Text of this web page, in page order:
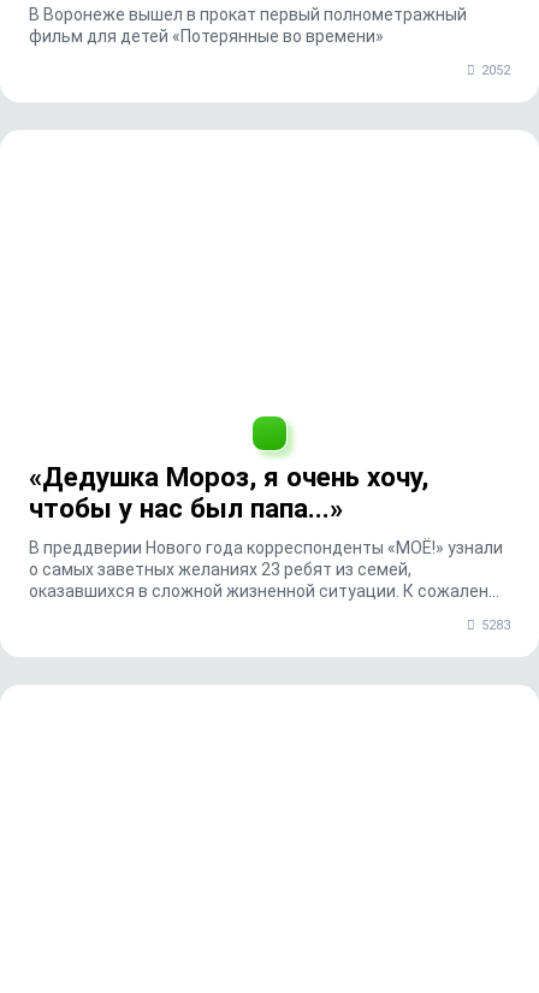
В Воронеже вышел в прокат первый полнометражный
фильм для детей «Потерянные во времени»
2052
«Дедушка Мороз, я очень хочу,
чтобы у нас был папа...»
В преддверии Нового года корреспонденты «МОЁ!» узнали
о самых заветных желаниях 23 ребят из семей,
оказавшихся в сложной жизненной ситуации. К сожален...
5283